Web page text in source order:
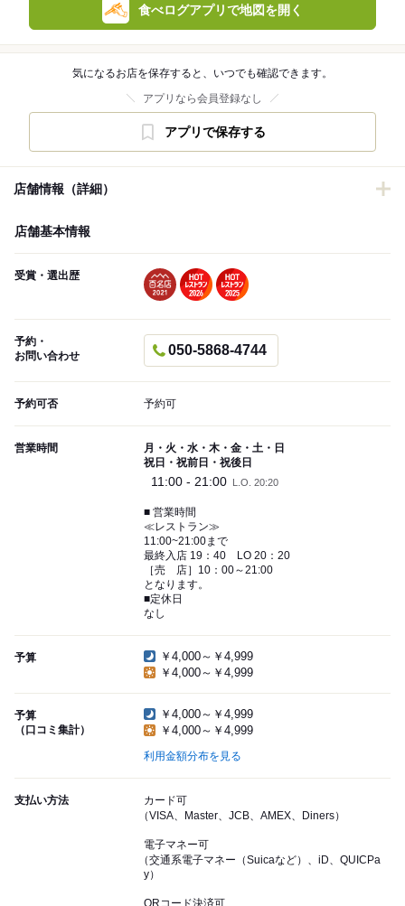
食べログアプリで地図を開く
気になるお店を保存すると、いつでも確認できます。
アプリなら会員登録なし
アプリで保存する
店舗情報（詳細）
店舗基本情報
受賞・選出歴
予約・
お問い合わせ
050-5868-4744
予約可否 予約可
営業時間
月・火・水・木・金・土・日
祝日・祝前日・祝後日
11:00 - 21:00 L.O. 20:20
■ 営業時間
≪レストラン≫
11:00~21:00まで
最終入店 19：40 LO 20：20
［売 店］10：00～21:00
となります。
■定休日
なし
予算
￥4,000～￥4,999
￥4,000～￥4,999
予算
（口コミ集計）
￥4,000～￥4,999
￥4,000～￥4,999
利用金額分布を見る
支払い方法
カード可
（VISA、Master、JCB、AMEX、Diners）
電子マネー可
（交通系電子マネー（Suicaなど）、iD、QUICPa
y）
QRコード決済可